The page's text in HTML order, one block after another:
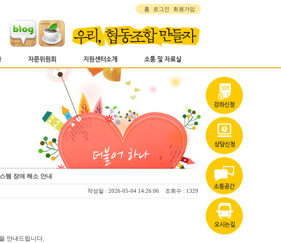
홈 로그인 회원가입
템 장애 해소 안내
작성일 : 2026-05-04 14:26:06 조회수 : 1329
안내드립니다.